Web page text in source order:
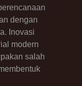
dengan
Inovasi
modern
salah